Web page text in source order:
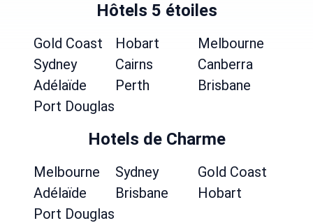
Hôtels 5 étoiles
Gold Coast Hobart
Melbourne
Sydney
Cairns
Canberra
Adélaïde
Perth
Brisbane
Port Douglas
Hotels de Charme
Melbourne Sydney
Gold Coast
Adélaïde
Brisbane
Hobart
Port Douglas